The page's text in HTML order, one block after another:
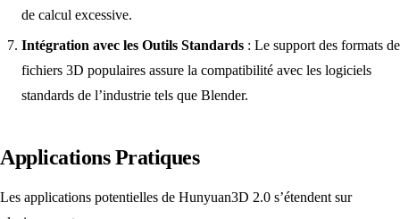
de calcul excessive.
Intégration avec les Outils Standards : Le support des formats de
fichiers 3D populaires assure la compatibilité avec les logiciels
standards de l’industrie tels que Blender.
Applications Pratiques
Les applications potentielles de Hunyuan3D 2.0 s’étendent sur